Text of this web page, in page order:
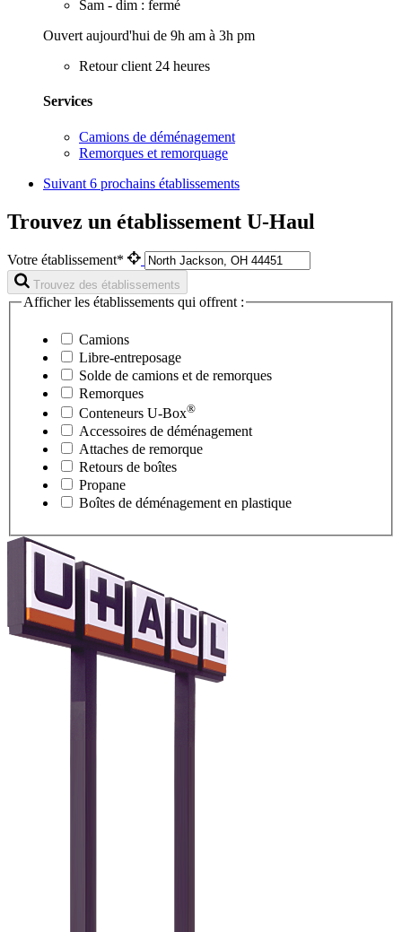
Sam - dim : fermé
Ouvert aujourd'hui de 9h am à 3h pm
Retour client 24 heures
Services
Camions de déménagement
Remorques et remorquage
Suivant 6 prochains établissements
Trouvez un établissement U-Haul
Votre établissement*
Trouvez des établissements
Afficher les établissements qui offrent :
Camions
Libre-entreposage
Solde de camions et de remorques
Remorques
Conteneurs U-Box®
Accessoires de déménagement
Attaches de remorque
Retours de boîtes
Propane
Boîtes de déménagement en plastique